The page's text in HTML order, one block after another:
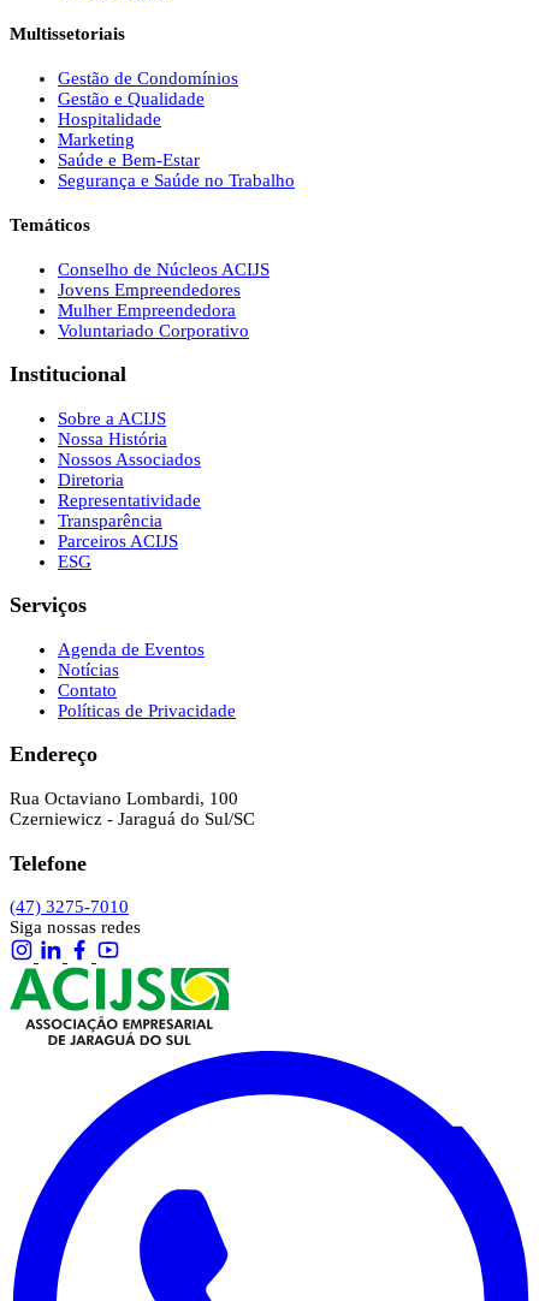
Multissetoriais
Gestão de Condomínios
Gestão e Qualidade
Hospitalidade
Marketing
Saúde e Bem-Estar
Segurança e Saúde no Trabalho
Temáticos
Conselho de Núcleos ACIJS
Jovens Empreendedores
Mulher Empreendedora
Voluntariado Corporativo
Institucional
Sobre a ACIJS
Nossa História
Nossos Associados
Diretoria
Representatividade
Transparência
Parceiros ACIJS
ESG
Serviços
Agenda de Eventos
Notícias
Contato
Políticas de Privacidade
Endereço
Rua Octaviano Lombardi, 100
Czerniewicz - Jaraguá do Sul/SC
Telefone
(47) 3275-7010
Siga nossas redes